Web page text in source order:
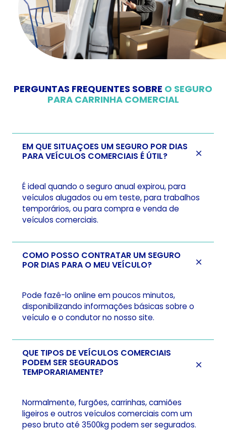
PERGUNTAS FREQUENTES SOBRE O SEGURO
PARA CARRINHA COMERCIAL
EM QUE SITUAÇOES UM SEGURO POR DIAS
PARA VEÍCULOS COMERCIAIS É ÚTIL?
É ideal quando o seguro anual expirou, para
veículos alugados ou em teste, para trabalhos
temporários, ou para compra e venda de
veículos comerciais.
COMO POSSO CONTRATAR UM SEGURO
POR DIAS PARA O MEU VEÍCULO?
Pode fazê-lo online em poucos minutos,
disponibilizando informações básicas sobre o
veículo e o condutor no nosso site.
QUE TIPOS DE VEÍCULOS COMERCIAIS
PODEM SER SEGURADOS
TEMPORARIAMENTE?
Normalmente, furgões, carrinhas, camiões
ligeiros e outros veículos comerciais com um
peso bruto até 3500kg podem ser segurados.